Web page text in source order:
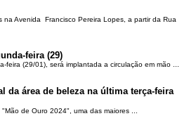
Avenida Francisco Pereira Lopes, a partir da Rua
feira (29)
(29/01), será implantada a circulação em mão ...
da área de beleza na última terça-feira
de Ouro 2024", uma das maiores ...